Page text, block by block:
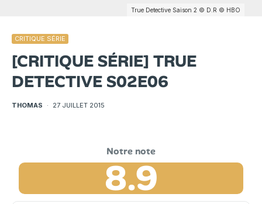
True Detective Saison 2 © D.R © HBO
CRITIQUE SÉRIE
[CRITIQUE SÉRIE] TRUE
DETECTIVE S02E06
THOMAS · 27 JUILLET 2015
8.9